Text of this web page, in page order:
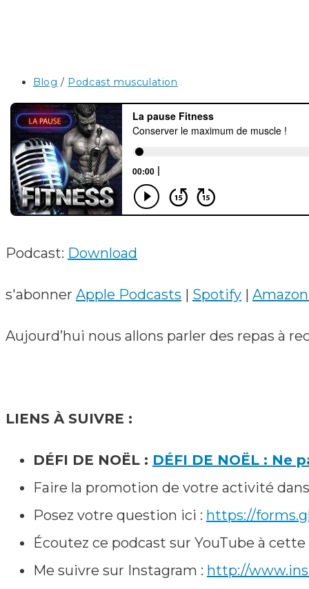
Post
Blog / Podcast musculation
Podcast: Download
s'abonner Apple Podcasts | Spotify |
Aujourd’hui nous allons parler des repas à
LIENS À SUIVRE :
DÉFI DE NOËL : DÉFI DE NOËL : Ne
Faire la promotion de votre activité dans
Posez votre question ici : https://
Écoutez ce podcast sur YouTube à cette
Me suivre sur Instagram : http://